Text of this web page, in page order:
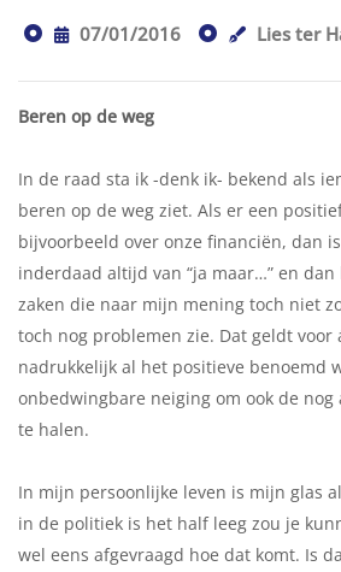
07/01/2016 Lies ter
Beren op de weg
In de raad sta ik -denk ik- bekend als
beren op de weg ziet. Als er een
bijvoorbeeld over onze financiën, dan
inderdaad altijd van “ja maar…” en dan
zaken die naar mijn mening toch niet
toch nog problemen zie. Dat geldt voor
nadrukkelijk al het positieve benoemd
onbedwingbare neiging om ook de nog
te halen.
In mijn persoonlijke leven is mijn glas
in de politiek is het half leeg zou je
wel eens afgevraagd hoe dat komt. Is